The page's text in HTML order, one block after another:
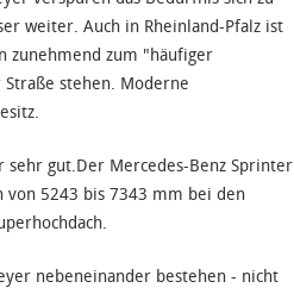
weiter. Auch in Rheinland-Pfalz ist
zunehmend zum "häufiger
stehen. Moderne
sehr gut.Der Mercedes-Benz Sprinter
von 5243 bis 7343 mm bei den
nebeneinander bestehen - nicht